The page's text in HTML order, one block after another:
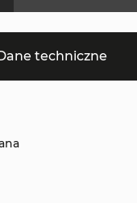
techniczne